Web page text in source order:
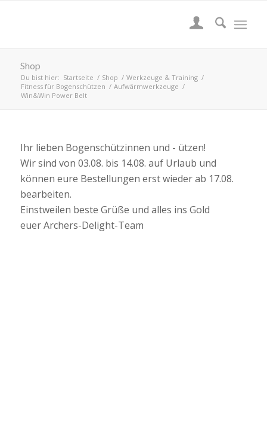
Shop
Du bist hier: Startseite / Shop / Werkzeuge & Training /
Fitness für Bogenschützen / Aufwärmwerkzeuge /
Win&Win Power Belt
Ihr lieben Bogenschützinnen und - ützen!
Wir sind von 03.08. bis 14.08. auf Urlaub und
können eure Bestellungen erst wieder ab 17.08.
bearbeiten.
Einstweilen beste Grüße und alles ins Gold
euer Archers-Delight-Team